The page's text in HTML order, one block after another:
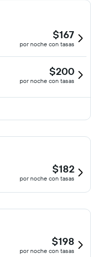
$167
por noche con tasas
$200
por noche con tasas
$182
por noche con tasas
$198
por noche con tasas